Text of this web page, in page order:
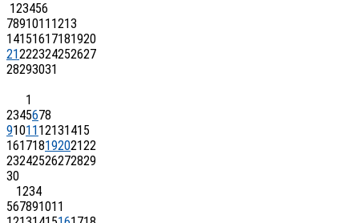
123456
7891011 1213
14151617181920
21222324252627
28293031
1
2345678
91011 12131415
16171819202122
23242526272829
30
1234
567891011